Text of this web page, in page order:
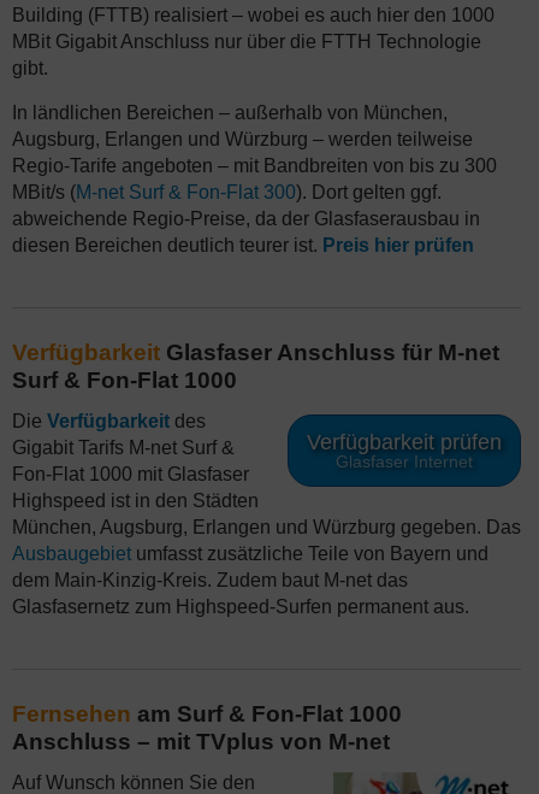
Building (FTTB) realisiert – wobei es auch hier den 1000
MBit Gigabit Anschluss nur über die FTTH Technologie
gibt.
In ländlichen Bereichen – außerhalb von München,
Augsburg, Erlangen und Würzburg – werden teilweise
Regio-Tarife angeboten – mit Bandbreiten von bis zu 300
MBit/s (M-net Surf & Fon-Flat 300). Dort gelten ggf.
abweichende Regio-Preise, da der Glasfaserausbau in
diesen Bereichen deutlich teurer ist. Preis hier prüfen
Verfügbarkeit Glasfaser Anschluss für M-net
Surf & Fon-Flat 1000
Verfügbarkeit prüfen
Glasfaser Internet
Die Verfügbarkeit des
Gigabit Tarifs M-net Surf &
Fon-Flat 1000 mit Glasfaser
Highspeed ist in den Städten
München, Augsburg, Erlangen und Würzburg gegeben. Das
Ausbaugebiet umfasst zusätzliche Teile von Bayern und
dem Main-Kinzig-Kreis. Zudem baut M-net das
Glasfasernetz zum Highspeed-Surfen permanent aus.
Fernsehen am Surf & Fon-Flat 1000
Anschluss – mit TVplus von M-net
Auf Wunsch können Sie den